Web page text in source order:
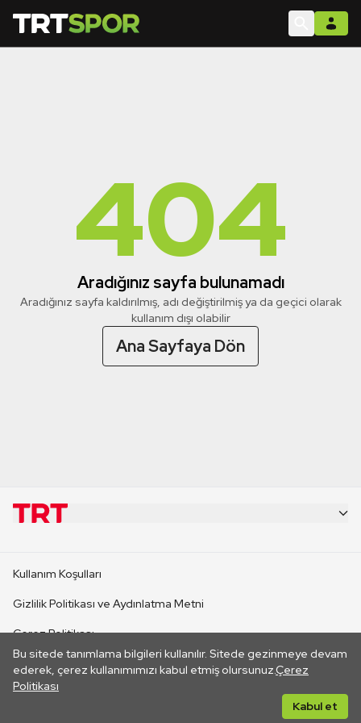
404
Aradığınız sayfa bulunamadı
Aradığınız sayfa kaldırılmış, adı değiştirilmiş ya da geçici olarak
kullanım dışı olabilir
Ana Sayfaya Dön
Bu sitede tanımlama bilgileri kullanılır. Sitede gezinmeye devam
ederek, çerez kullanımımızı kabul etmiş olursunuz.Çerez
Politikası
Kabul et
CANLI YAYINLAR
Kullanım Koşulları
Gizlilik Politikası ve Aydınlatma Metni
Çerez Politikası
İletişim
Her hakkı saklıdır. ©2026 TRT. Bağlantı yoluyla gidilen dış